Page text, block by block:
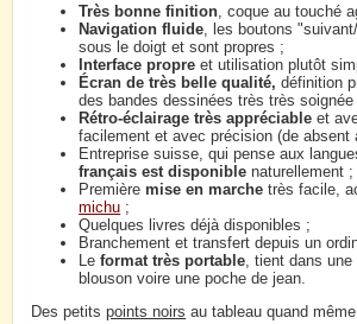
Très bonne finition , coque au touché
Navigation fluide , les boutons
sous le doigt et sont propres ;
Interface propre et utilisation plutôt
Écran de très belle qualité, définition
des bandes dessinées très très
Rétro-éclairage très appréciable et
facilement et avec précision (de absent
Entreprise suisse, qui pense aux
français est disponible naturellement ;
Premièremise en marche très facile,
michu ;
Quelques livres déjà disponibles ;
Branchement et transfert depuis un
Leformat très portable , tient dans
blouson voire une poche de jean.
Des petitspoints noirs au tableau quand